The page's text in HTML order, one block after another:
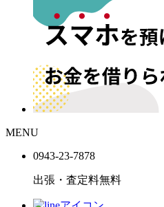
MENU
0943-23-7878
出張・査定料無料